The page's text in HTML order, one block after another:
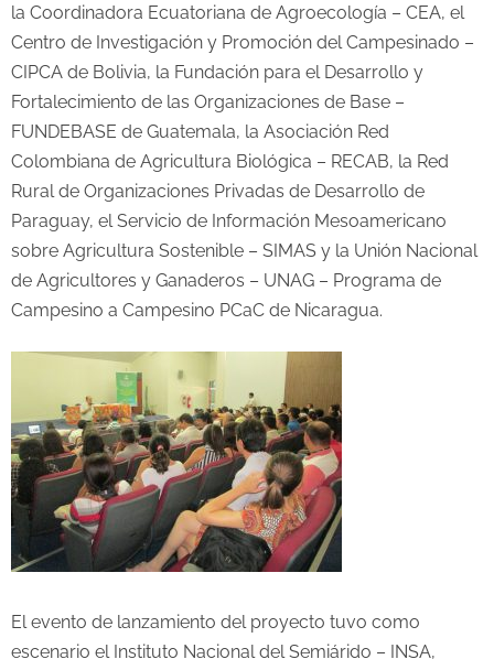
la Coordinadora Ecuatoriana de Agroecología – CEA, el
Centro de Investigación y Promoción del Campesinado –
CIPCA de Bolivia, la Fundación para el Desarrollo y
Fortalecimiento de las Organizaciones de Base –
FUNDEBASE de Guatemala, la Asociación Red
Colombiana de Agricultura Biológica – RECAB, la Red
Rural de Organizaciones Privadas de Desarrollo de
Paraguay, el Servicio de Información Mesoamericano
sobre Agricultura Sostenible – SIMAS y la Unión Nacional
de Agricultores y Ganaderos – UNAG – Programa de
Campesino a Campesino PCaC de Nicaragua.
El evento de lanzamiento del proyecto tuvo como
escenario el Instituto Nacional del Semiárido – INSA,